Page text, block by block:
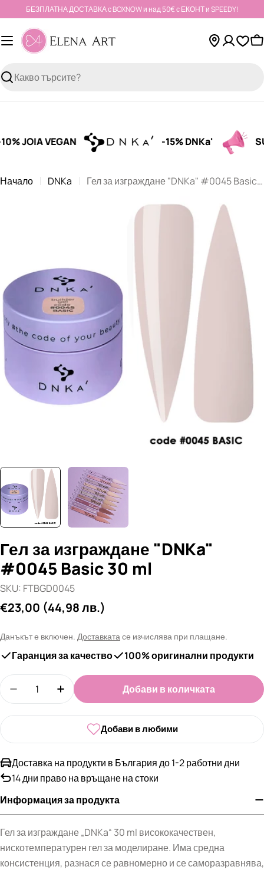
съдържанието
БЕЗПЛАТНА ДОСТАВКА с BOXNOW и над 50€ с ЕКОНТ и SPEEDY!
Търсене
JOIA VEGAN -15% DNKa'
Начало DNKa Гел за изграждане "DNKa" #0045 Basic 30 ml
медия 0 в прозорец
Гел за изграждане "DNKa"
#0045 Basic 30 ml
SKU: FTBGD0045
Редовна
€23,00 (44,98 лв.)
Данъкът е включен. Доставката се изчислява при плащане.
Гаранция за качество 100% оригинални продукти
Намали количеството за Гел за изграждане
Увеличи количеството за Гел за
Добави в количката
Добави в любими
Доставка на продукти в България до 1-2 работни дни
14 дни право на връщане на стоки
Информация за продукта
Гел за изграждане „DNKa“ 30 ml висококачествен,
нискотемпературен гел за моделиране. Има средна
консистенция, разнася се равномерно и се саморазравнява,